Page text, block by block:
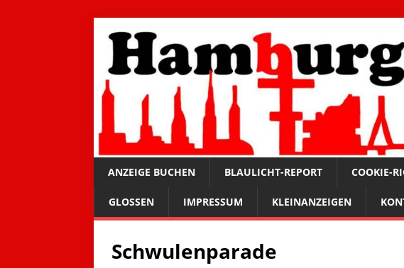
ANZEIGE BUCHEN BLAULICHT-REPORT COOKIE-
GLOSSEN IMPRESSUM KLEINANZEIGEN
Schwulenparade